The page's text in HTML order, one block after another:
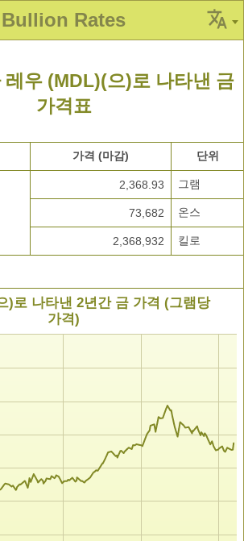
Bullion Rates
레우 (MDL)(으)로 나타낸 금
가격표
가격 (마감) 단위
2,368.93 그램
73,682 온스
2,368,932 킬로
)로 나타낸 2년간 금 가격 (그램당
가격)